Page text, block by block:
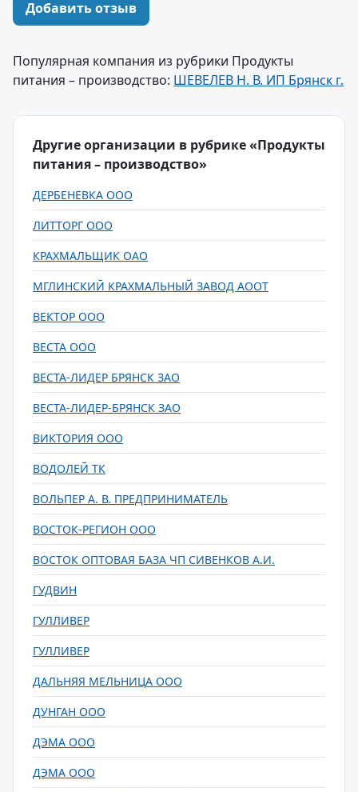
Добавить отзыв
Популярная компания из рубрики Продукты
питания – производство: ШЕВЕЛЕВ Н. В. ИП Брянск г.
Другие организации в рубрике «Продукты
питания – производство»
ДЕРБЕНЕВКА ООО
ЛИТТОРГ ООО
КРАХМАЛЬЩИК ОАО
МГЛИНСКИЙ КРАХМАЛЬНЫЙ ЗАВОД АООТ
ВЕКТОР ООО
ВЕСТА ООО
ВЕСТА-ЛИДЕР БРЯНСК ЗАО
ВЕСТА-ЛИДЕР-БРЯНСК ЗАО
ВИКТОРИЯ ООО
ВОДОЛЕЙ ТК
ВОЛЬПЕР А. В. ПРЕДПРИНИМАТЕЛЬ
ВОСТОК-РЕГИОН ООО
ВОСТОК ОПТОВАЯ БАЗА ЧП СИВЕНКОВ А.И.
ГУДВИН
ГУЛЛИВЕР
ГУЛЛИВЕР
ДАЛЬНЯЯ МЕЛЬНИЦА ООО
ДУНГАН ООО
ДЭМА ООО
ДЭМА ООО